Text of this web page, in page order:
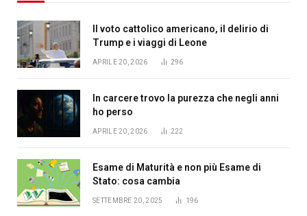
Il voto cattolico americano, il delirio di
Trump e i viaggi di Leone
APRILE 20, 2026 296
In carcere trovo la purezza che negli anni
ho perso
APRILE 20, 2026 222
Esame di Maturità e non più Esame di
Stato: cosa cambia
SETTEMBRE 20, 2025 196